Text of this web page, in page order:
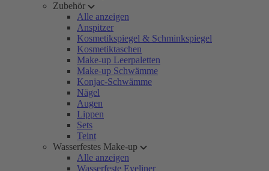
Zubehör
Alle anzeigen
Anspitzer
Kosmetikspiegel & Schminkspiegel
Kosmetiktaschen
Make-up Leerpaletten
Make-up Schwämme
Konjac-Schwämme
Nägel
Augen
Lippen
Sets
Teint
Wasserfestes Make-up
Alle anzeigen
Wasserfeste Eyeliner